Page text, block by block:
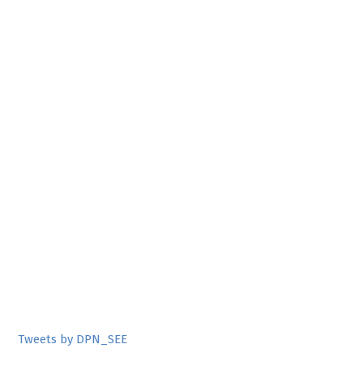
Tweets by DPN_SEE